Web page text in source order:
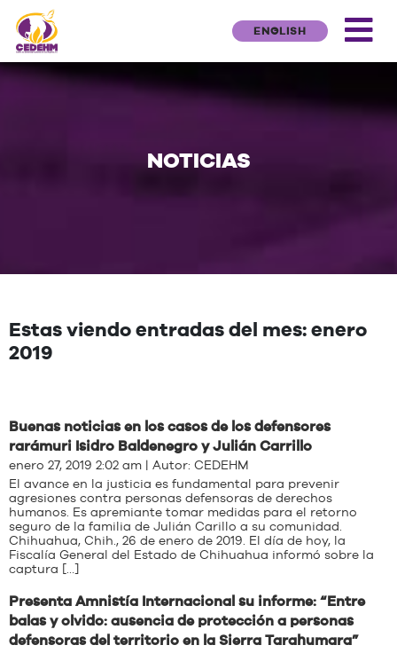
ENGLISH
NOTICIAS
Estas viendo entradas del mes: enero
2019
Buenas noticias en los casos de los defensores
rarámuri Isidro Baldenegro y Julián Carrillo
enero 27, 2019 2:02 am | Autor: CEDEHM
El avance en la justicia es fundamental para prevenir
agresiones contra personas defensoras de derechos
humanos. Es apremiante tomar medidas para el retorno
seguro de la familia de Julián Carillo a su comunidad.
Chihuahua, Chih., 26 de enero de 2019. El día de hoy, la
Fiscalía General del Estado de Chihuahua informó sobre la
captura […]
Presenta Amnistía Internacional su informe: “Entre
balas y olvido: ausencia de protección a personas
defensoras del territorio en la Sierra Tarahumara”